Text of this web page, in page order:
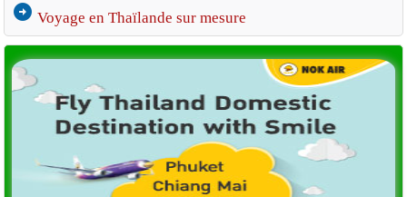
arrow_circle_right Voyage en Thaïlande sur mesure